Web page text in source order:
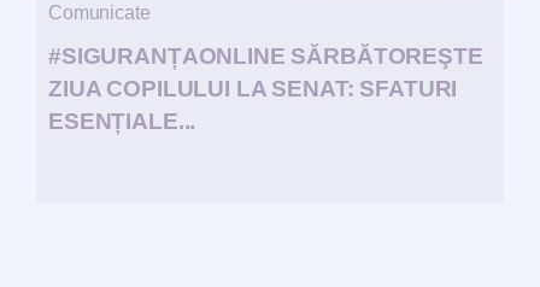
Comunicate
#SIGURANȚAONLINE SĂRBĂTOREŞTE
ZIUA COPILULUI LA SENAT: SFATURI
ESENȚIALE...